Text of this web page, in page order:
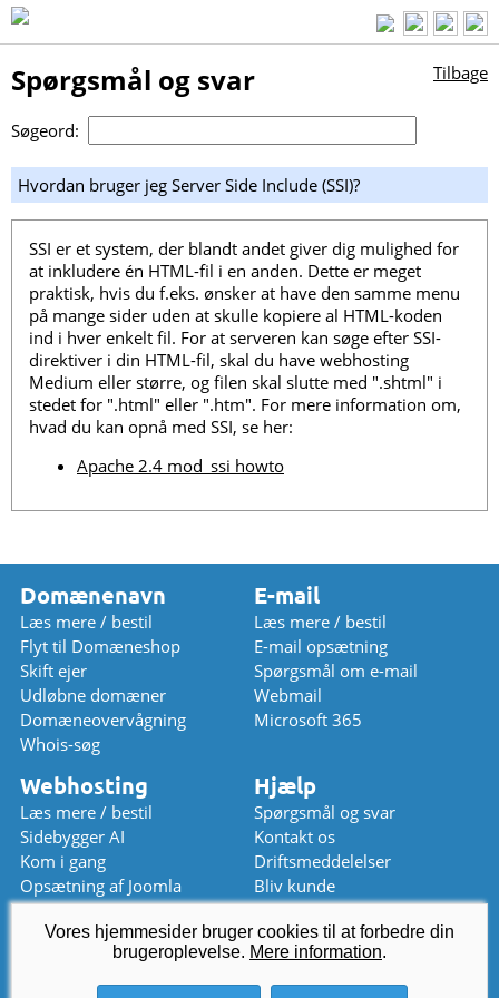
Spørgsmål og svar Tilbage
Søgeord:
Hvordan bruger jeg Server Side Include (SSI)?
SSI er et system, der blandt andet giver dig mulighed for
at inkludere én HTML-fil i en anden. Dette er meget
praktisk, hvis du f.eks. ønsker at have den samme menu
på mange sider uden at skulle kopiere al HTML-koden
ind i hver enkelt fil. For at serveren kan søge efter SSI-
direktiver i din HTML-fil, skal du have webhosting
Medium eller større, og filen skal slutte med ".shtml" i
stedet for ".html" eller ".htm". For mere information om,
hvad du kan opnå med SSI, se her:
Apache 2.4 mod_ssi howto
Domænenavn
Læs mere / bestil
Flyt til Domæneshop
Skift ejer
Udløbne domæner
Domæneovervågning
Whois-søg
E-mail
Læs mere / bestil
E-mail opsætning
Spørgsmål om e-mail
Webmail
Microsoft 365
Webhosting
Læs mere / bestil
Sidebygger AI
Kom i gang
Opsætning af Joomla
Opsætning af WordPress
Hjælp
Spørgsmål og svar
Kontakt os
Driftsmeddelelser
Bliv kunde
Prisliste
kundeservice@domaeneshop.dk
+47 2294 3333 (lukket)
Vores hjemmesider bruger cookies til at forbedre din
brugeroplevelse. Mere information.